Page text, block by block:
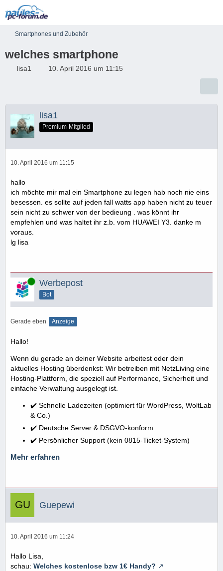
Smartphones und Zubehör
welches smartphone
lisa1 10. April 2016 um 11:15
lisa1
Premium-Mitglied
10. April 2016 um 11:15
hallo
ich möchte mir mal ein Smartphone zu legen hab noch nie eins
besessen. es sollte auf jeden fall watts app haben nicht zu teuer
sein nicht zu schwer von der bedieung . was könnt ihr
empfehlen und was haltet ihr z.b. vom HUAWEI Y3. danke m
voraus.
lg lisa
Online Werbepost
Bot
Gerade eben Anzeige
Hallo!
Wenn du gerade an deiner Website arbeitest oder dein
aktuelles Hosting überdenkst: Wir betreiben mit NetzLiving eine
Hosting-Plattform, die speziell auf Performance, Sicherheit und
einfache Verwaltung ausgelegt ist.
✔️ Schnelle Ladezeiten (optimiert für WordPress, WoltLab
& Co.)
✔️ Deutsche Server & DSGVO-konform
✔️ Persönlicher Support (kein 0815-Ticket-System)
Mehr erfahren
Guepewi
10. April 2016 um 11:24
Hallo Lisa,
schau: Welches kostenlose bzw 1€ Handy?